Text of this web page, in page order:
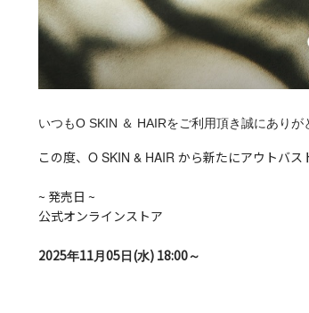
いつもO SKIN ＆ HAIRをご利用頂き誠にありが
この度、 O SKIN & HAIR から新たにアウトバス
~ 発売日 ~
公式オンラインストア
2025年11月 05 日 (水) 18:00 ～